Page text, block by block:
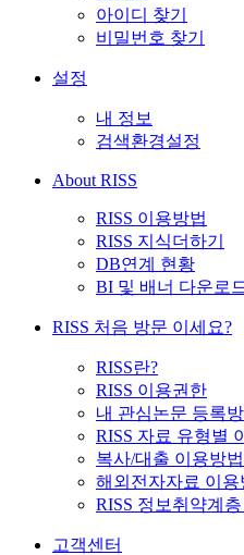
아이디 찾기
비밀번호 찾기
설정
내 정보
검색환경설정
About RISS
RISS 이용방법
RISS 지식더하기
DB연계 현황
BI 및 배너 다운로
RISS 처음 방문 이세요?
RISS란?
RISS 이용권한
내 관심논문 등록
RISS 자료 유형별
복사/대출 이용방법
해외전자자료 이용
RISS 정보취약계
고객센터